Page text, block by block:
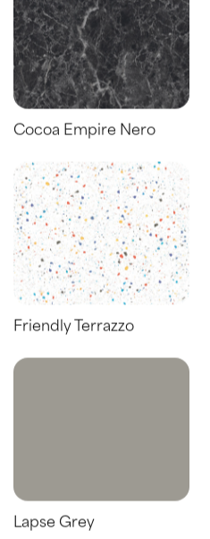
Cocoa Empire Nero
Friendly Terrazzo
Lapse Grey